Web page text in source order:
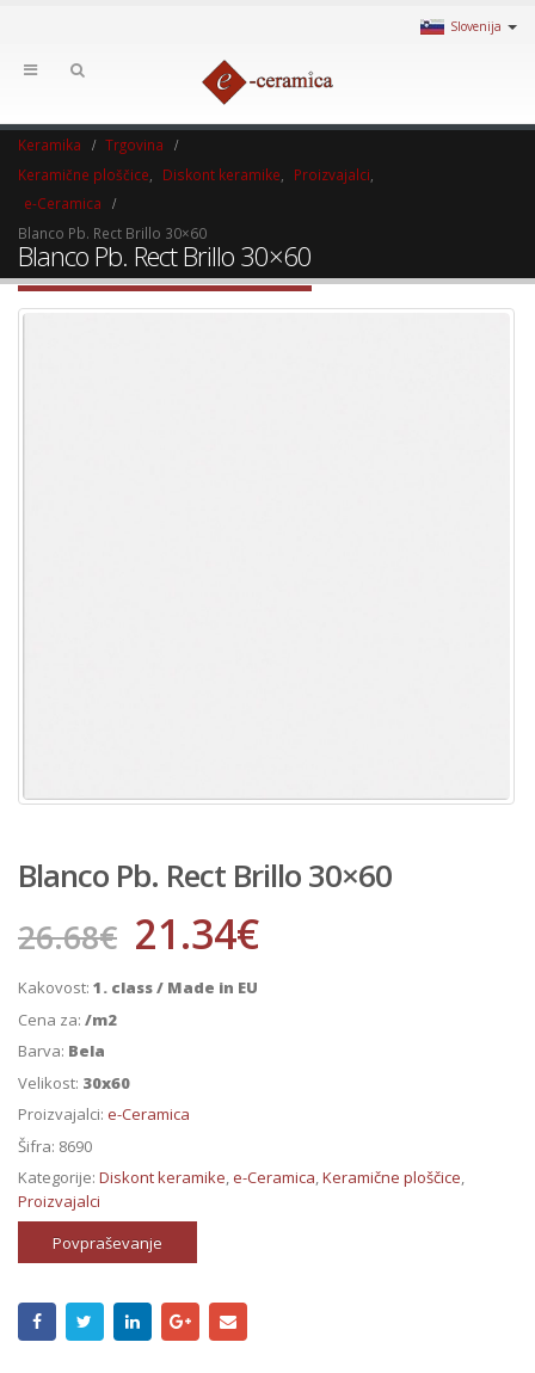
Slovenija
Keramika
Trgovina
Keramične ploščice
Diskont keramike Proizvajalci
e-Ceramica
Blanco Pb. Rect Brillo 30×60
Blanco Pb. Rect Brillo 30×60
Blanco Pb. Rect Brillo 30×60
26.68€ 21.34€
Kakovost: 1. class / Made in EU
Cena za: /m2
Barva: Bela
Velikost: 30x60
Proizvajalci: e-Ceramica
Šifra: 8690
Kategorije: Diskont keramike,e-Ceramica,Keramične ploščice,
Proizvajalci
Povpraševanje